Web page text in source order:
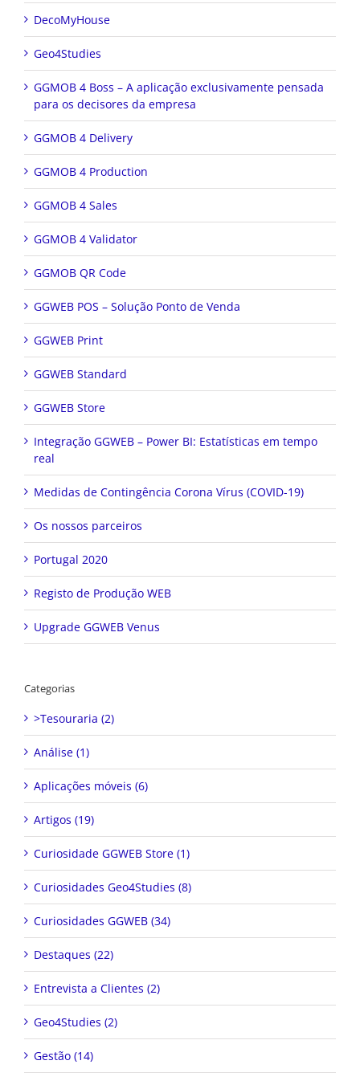
DecoMyHouse
Geo4Studies
GGMOB 4 Boss – A aplicação exclusivamente pensada
para os decisores da empresa
GGMOB 4 Delivery
GGMOB 4 Production
GGMOB 4 Sales
GGMOB 4 Validator
GGMOB QR Code
GGWEB POS – Solução Ponto de Venda
GGWEB Print
GGWEB Standard
GGWEB Store
Integração GGWEB – Power BI: Estatísticas em tempo
real
Medidas de Contingência Corona Vírus (COVID-19)
Os nossos parceiros
Portugal 2020
Registo de Produção WEB
Upgrade GGWEB Venus
Categorias
>Tesouraria (2)
Análise (1)
Aplicações móveis (6)
Artigos (19)
Curiosidade GGWEB Store (1)
Curiosidades Geo4Studies (8)
Curiosidades GGWEB (34)
Destaques (22)
Entrevista a Clientes (2)
Geo4Studies (2)
Gestão (14)